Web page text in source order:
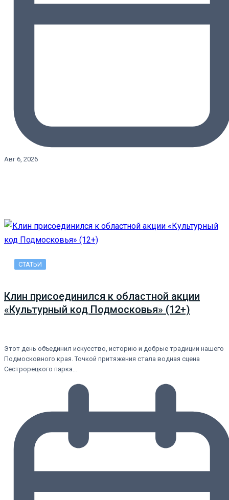
Авг 6, 2026
СТАТЬИ
Клин присоединился к областной акции
«Культурный код Подмосковья» (12+)
Этот день объединил искусство, историю и добрые традиции нашего
Подмосковного края. Точкой притяжения стала водная сцена
Сестрорецкого парка…